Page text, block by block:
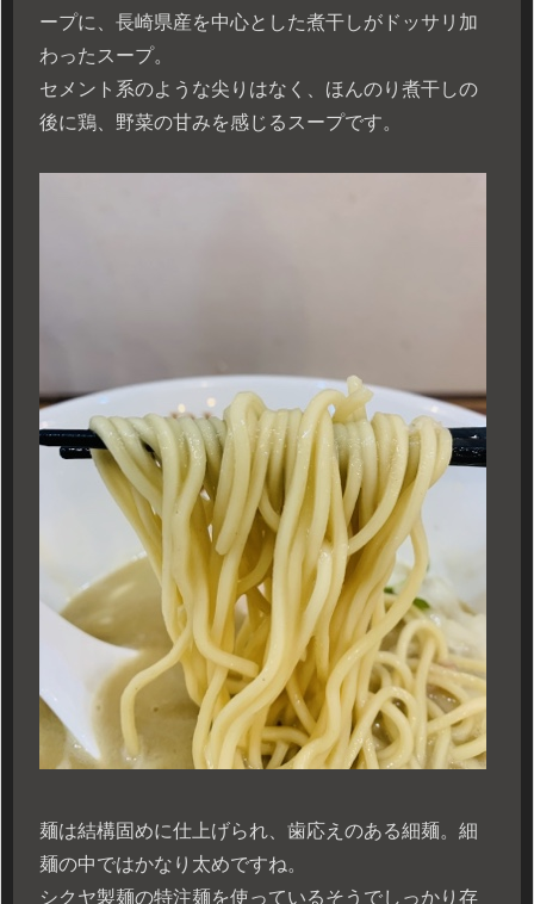
ープに、長崎県産を中心とした煮干しがドッサリ加
わったスープ。
セメント系のような尖りはなく、ほんのり煮干しの
後に鶏、野菜の甘みを感じるスープです。
麺は結構固めに仕上げられ、歯応えのある細麺。細
麺の中ではかなり太めですね。
シクヤ製麺の特注麺を使っているそうでしっかり存